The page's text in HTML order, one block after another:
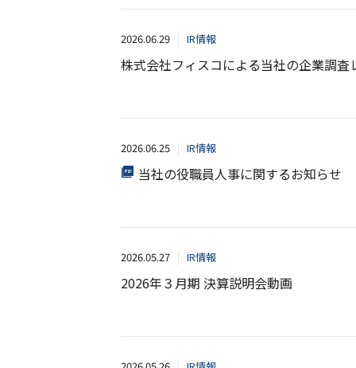
2026.06.29 IR情報
株式会社フィスコによる当社の企業調
2026.06.25 IR情報
当社の役職員人事に関するお知らせ
2026.05.27 IR情報
2026年３月期 決算説明会動画